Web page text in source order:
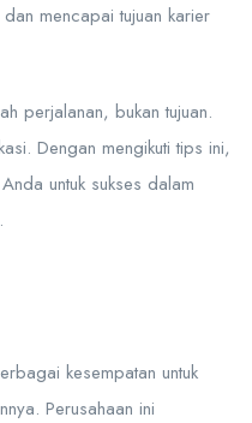
mencapai tujuan karier
perjalanan, bukan tujuan.
Dengan mengikuti tips ini,
untuk sukses dalam
kesempatan untuk
Perusahaan ini